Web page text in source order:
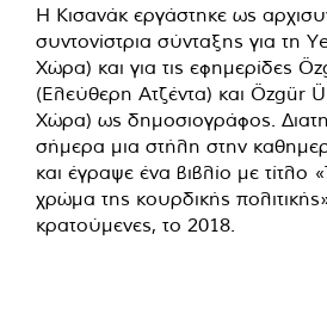
Η Κισανάκ εργάστηκε ως
συντονίστρια σύνταξης για τη
Χώρα) και για τις εφημερίδες
(Ελεύθερη Ατζέντα) και Özgür
Χώρα) ως δημοσιογράφος.
σήμερα μια στήλη στην
και έγραψε ένα βιβλίο με
χρώμα της κουρδικής
κρατούμενες, το 2018.